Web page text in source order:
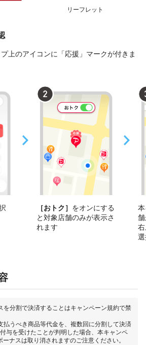
リーフレット
上のアイコンに「応援」マークが付きま
［おトク］ をオンにする
と対象店舗のみが表示さ
れます
を分割で決済することはキャンペーン規約で禁
払うべき商品等代金を、複数回に分割して決済
与を受けたことが判明した場合、本キャンペ
ナスは取り消されますのご注意ください。